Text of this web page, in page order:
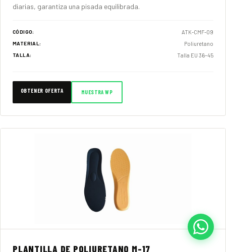
diarias, garantiza una pisada equilibrada.
CÓDIGO: ATK-CMF-09
MATERIAL: Poliuretano
TALLA: Talla EU 36–45
OBTENER OFERTA MUESTRA WP
PLANTILLA DE POLIURETANO M-17